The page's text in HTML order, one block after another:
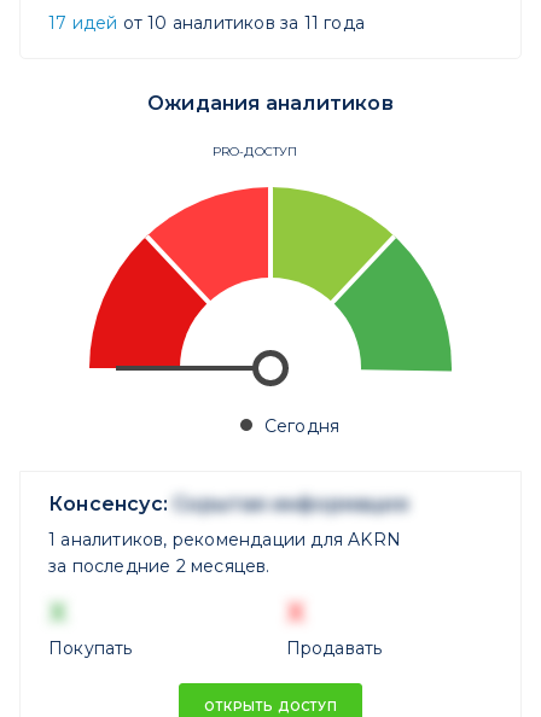
17 идей от 10 аналитиков за 11 года
Ожидания аналитиков
PRO-ДОСТУП
Сегодня
Консенсус: Скрытая информация
1 аналитиков, рекомендации для AKRN
за последние 2 месяцев.
X
Покупать
X
Продавать
ОТКРЫТЬ ДОСТУП